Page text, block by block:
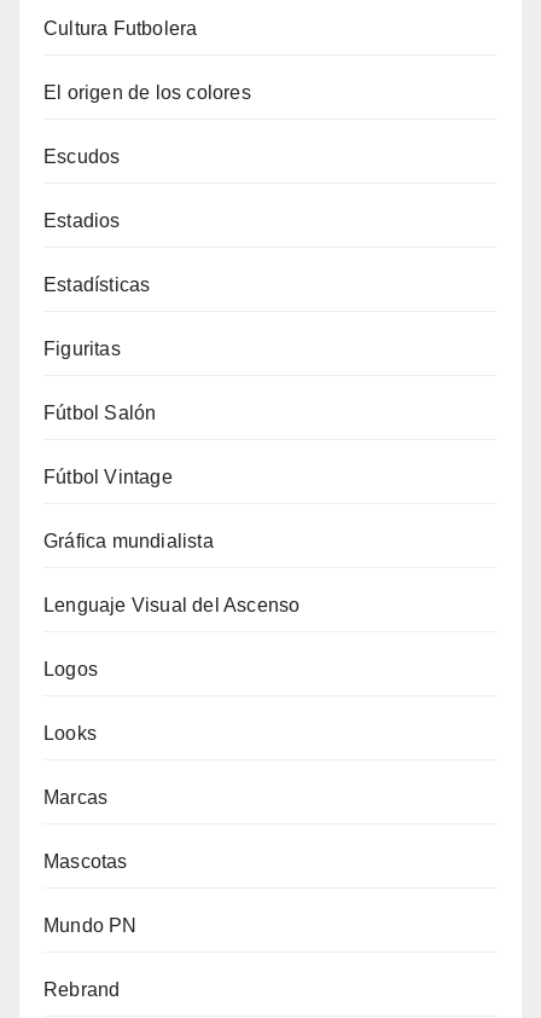
Cultura Futbolera
El origen de los colores
Escudos
Estadios
Estadísticas
Figuritas
Fútbol Salón
Fútbol Vintage
Gráfica mundialista
Lenguaje Visual del Ascenso
Logos
Looks
Marcas
Mascotas
Mundo PN
Rebrand